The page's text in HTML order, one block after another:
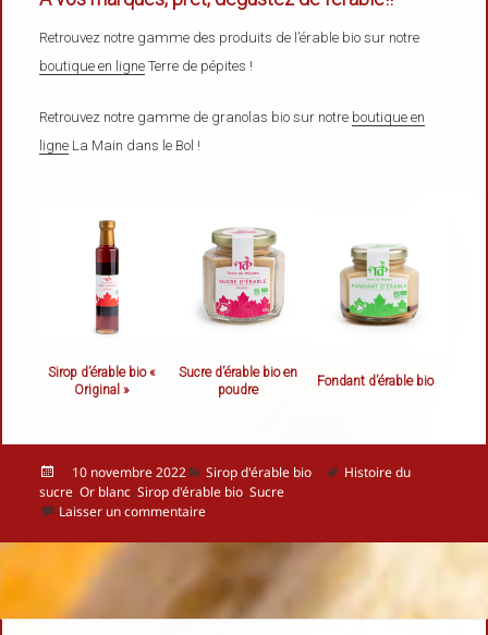
Retrouvez notre gamme des produits de l’érable bio sur notre
boutique en ligne Terre de pépites !
Retrouvez notre gamme de granolas bio sur notre boutique en
ligne La Main dans le Bol !
Sirop d’érable bio «
Original »
Sucre d’érable bio en
poudre
Fondant d’érable bio
Publié
le
10 novembre 2022 Catégories
Sirop d'érable bio
Mots-
Histoire du
sucre,Or blanc,Sirop d'érable bio,Sucre
Laisser un commentairesur Les alternatives au sucre